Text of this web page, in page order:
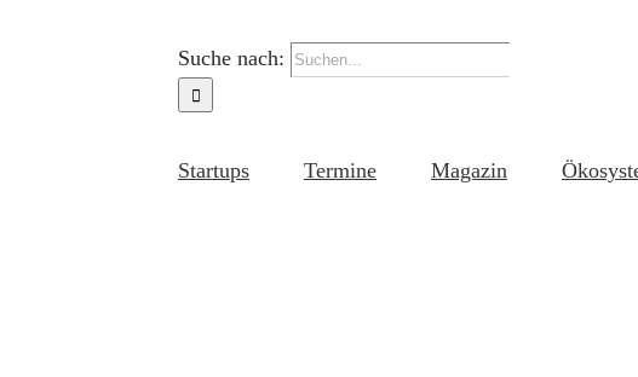
Suche nach:
Startups Termine Magazin